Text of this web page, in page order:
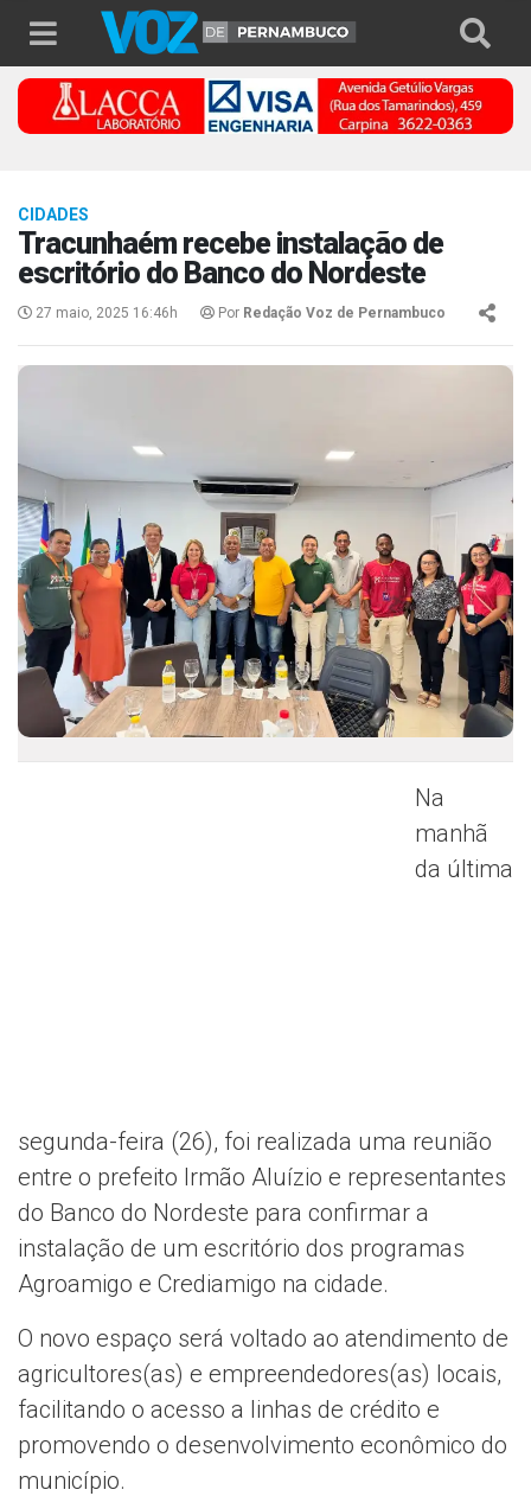
CIDADES
Tracunhaém recebe instalação de
escritório do Banco do Nordeste
27 maio, 2025 16:46h Por Redação Voz de Pernambuco
Na
manhã
da última
segunda-feira (26), foi realizada uma reunião
entre o prefeito Irmão Aluízio e representantes
do Banco do Nordeste para confirmar a
instalação de um escritório dos programas
Agroamigo e Crediamigo na cidade.
O novo espaço será voltado ao atendimento de
agricultores(as) e empreendedores(as) locais,
facilitando o acesso a linhas de crédito e
promovendo o desenvolvimento econômico do
município.